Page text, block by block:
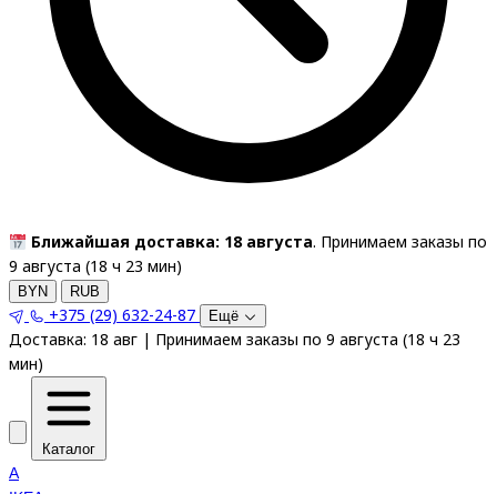
Ближайшая доставка: 18 августа. Принимаем заказы по
9 августа (18 ч 23 мин)
BYN RUB
+375 (29) 632-24-87 Ещё
Доставка: 18 авг | Принимаем заказы по 9 августа (18 ч 23
мин)
Каталог
A